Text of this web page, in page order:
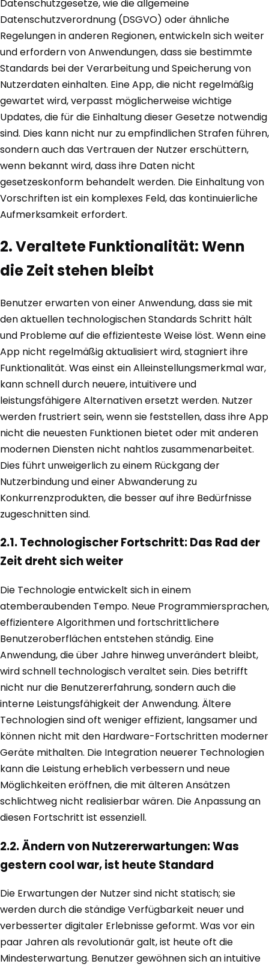
Datenschutzgesetze, wie die allgemeine
Datenschutzverordnung (DSGVO) oder ähnliche
Regelungen in anderen Regionen, entwickeln sich weiter
und erfordern von Anwendungen, dass sie bestimmte
Standards bei der Verarbeitung und Speicherung von
Nutzerdaten einhalten. Eine App, die nicht regelmäßig
gewartet wird, verpasst möglicherweise wichtige
Updates, die für die Einhaltung dieser Gesetze notwendig
sind. Dies kann nicht nur zu empfindlichen Strafen führen,
sondern auch das Vertrauen der Nutzer erschüttern,
wenn bekannt wird, dass ihre Daten nicht
gesetzeskonform behandelt werden. Die Einhaltung von
Vorschriften ist ein komplexes Feld, das kontinuierliche
Aufmerksamkeit erfordert.
2. Veraltete Funktionalität: Wenn
die Zeit stehen bleibt
Benutzer erwarten von einer Anwendung, dass sie mit
den aktuellen technologischen Standards Schritt hält
und Probleme auf die effizienteste Weise löst. Wenn eine
App nicht regelmäßig aktualisiert wird, stagniert ihre
Funktionalität. Was einst ein Alleinstellungsmerkmal war,
kann schnell durch neuere, intuitivere und
leistungsfähigere Alternativen ersetzt werden. Nutzer
werden frustriert sein, wenn sie feststellen, dass ihre App
nicht die neuesten Funktionen bietet oder mit anderen
modernen Diensten nicht nahtlos zusammenarbeitet.
Dies führt unweigerlich zu einem Rückgang der
Nutzerbindung und einer Abwanderung zu
Konkurrenzprodukten, die besser auf ihre Bedürfnisse
zugeschnitten sind.
2.1. Technologischer Fortschritt: Das Rad der
Zeit dreht sich weiter
Die Technologie entwickelt sich in einem
atemberaubenden Tempo. Neue Programmiersprachen,
effizientere Algorithmen und fortschrittlichere
Benutzeroberflächen entstehen ständig. Eine
Anwendung, die über Jahre hinweg unverändert bleibt,
wird schnell technologisch veraltet sein. Dies betrifft
nicht nur die Benutzererfahrung, sondern auch die
interne Leistungsfähigkeit der Anwendung. Ältere
Technologien sind oft weniger effizient, langsamer und
können nicht mit den Hardware-Fortschritten moderner
Geräte mithalten. Die Integration neuerer Technologien
kann die Leistung erheblich verbessern und neue
Möglichkeiten eröffnen, die mit älteren Ansätzen
schlichtweg nicht realisierbar wären. Die Anpassung an
diesen Fortschritt ist essenziell.
2.2. Ändern von Nutzererwartungen: Was
gestern cool war, ist heute Standard
Die Erwartungen der Nutzer sind nicht statisch; sie
werden durch die ständige Verfügbarkeit neuer und
verbesserter digitaler Erlebnisse geformt. Was vor ein
paar Jahren als revolutionär galt, ist heute oft die
Mindesterwartung. Benutzer gewöhnen sich an intuitive